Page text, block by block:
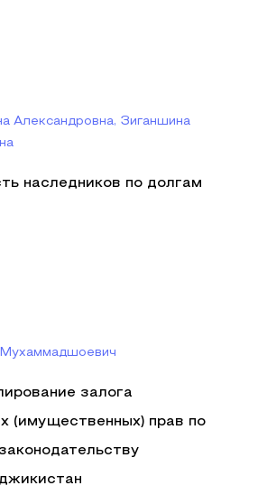
Александровна, Зиганшина
наследников по долгам
залога
(имущественных) прав по